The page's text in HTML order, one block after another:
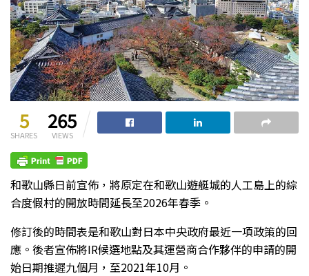
5
SHARES
265
VIEWS
和歌山縣日前宣佈，將原定在和歌山遊艇城的人工島上的綜
合度假村的開放時間延長至2026年春季。
修訂後的時間表是和歌山對日本中央政府最近一項政策的回
應。後者宣佈將IR候選地點及其運營商合作夥伴的申請的開
始日期推遲九個月，至2021年10月。